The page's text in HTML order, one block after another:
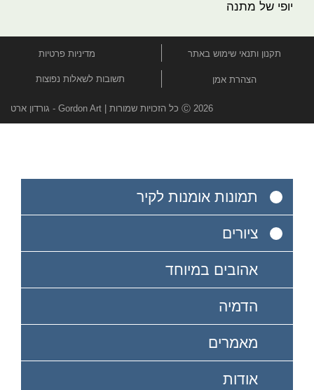
יופי של מתנה
תקנון ותנאי שימוש באתר מדיניות פרטיות
הצהרת אמן תשובות לשאלות נפוצות
Ⓒ 2026 כל הזכויות שמורות | Gordon Art - גורדון ארט
תמונות אומנות לקיר
ציורים
אהובים במיוחד
הדמיה
מאמרים
אודות